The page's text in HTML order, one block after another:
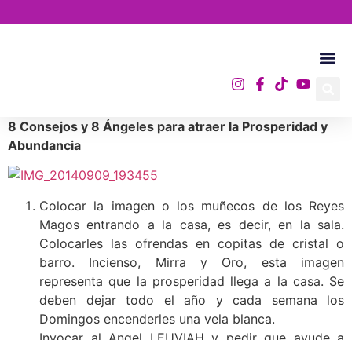
8 Consejos y 8 Ángeles para atraer la Prosperidad y
Abundancia
Colocar la imagen o los muñecos de los Reyes
Magos entrando a la casa, es decir, en la sala.
Colocarles las ofrendas en copitas de cristal o
barro. Incienso, Mirra y Oro, esta imagen
representa que la prosperidad llega a la casa. Se
deben dejar todo el año y cada semana los
Domingos encenderles una vela blanca.